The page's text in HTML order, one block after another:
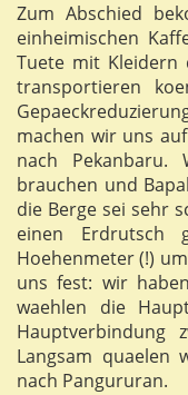
Zum Abschied
einheimischen
Tuete mit
transportieren
machen wir uns
nach Pekanbaru.
brauchen und
die Berge sei sehr
einen Erdrutsch
Hoehenmeter (!)
uns fest: wir
waehlen die
Hauptverbindung
Langsam quaelen
nach Pangururan.